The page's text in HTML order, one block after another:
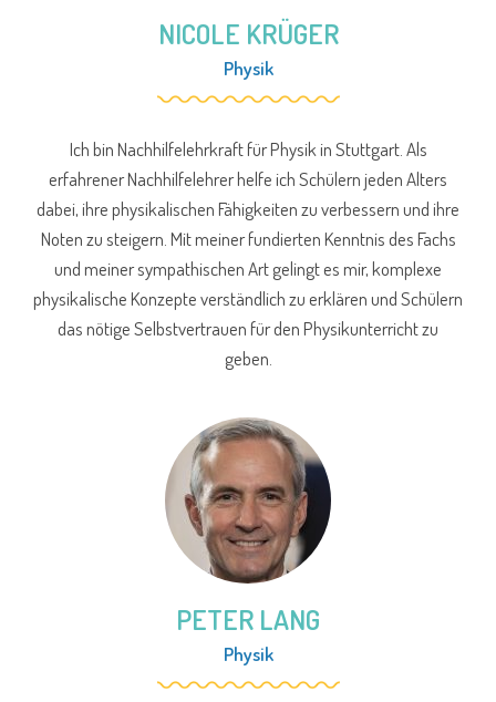
NICOLE KRÜGER
Physik
Ich bin Nachhilfelehrkraft für Physik in Stuttgart. Als
erfahrener Nachhilfelehrer helfe ich Schülern jeden Alters
dabei, ihre physikalischen Fähigkeiten zu verbessern und ihre
Noten zu steigern. Mit meiner fundierten Kenntnis des Fachs
und meiner sympathischen Art gelingt es mir, komplexe
physikalische Konzepte verständlich zu erklären und Schülern
das nötige Selbstvertrauen für den Physikunterricht zu
geben.
PETER LANG
Physik